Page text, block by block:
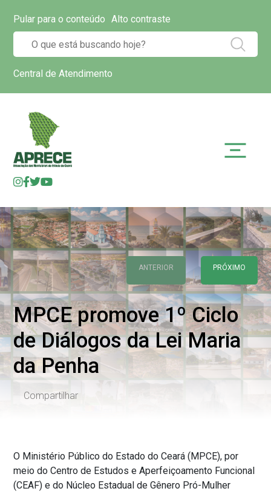
Pular para o conteúdo Alto contraste
Central de Atendimento
ANTERIOR PRÓXIMO
MPCE promove 1º Ciclo
de Diálogos da Lei Maria
da Penha
Compartilhar
O Ministério Público do Estado do Ceará (MPCE), por
meio do Centro de Estudos e Aperfeiçoamento Funcional
(CEAF) e do Núcleo Estadual de Gênero Pró-Mulher